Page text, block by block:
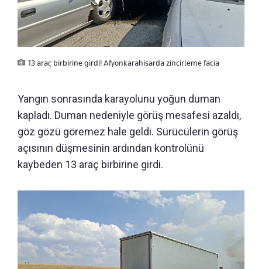
13 araç birbirine girdi! Afyonkarahisarda zincirleme facia
Yangın sonrasında karayolunu yoğun duman
kapladı. Duman nedeniyle görüş mesafesi azaldı,
göz gözü göremez hale geldi. Sürücülerin görüş
açısının düşmesinin ardından kontrolünü
kaybeden 13 araç birbirine girdi.